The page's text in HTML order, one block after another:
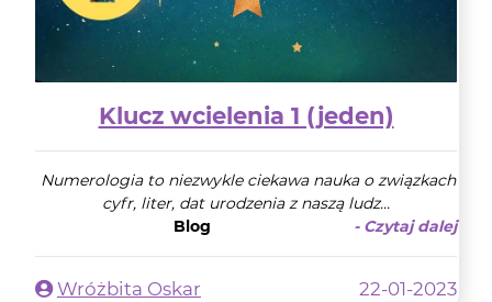
Klucz wcielenia 1 (jeden)
Numerologia to niezwykle ciekawa nauka o związkach
cyfr, liter, dat urodzenia z naszą ludz...
Blog
- Czytaj dalej
Wróżbita Oskar 22-01-2023